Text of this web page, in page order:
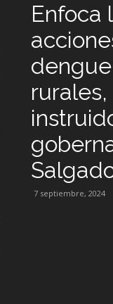
Enfoca
7 septiembre, 2024